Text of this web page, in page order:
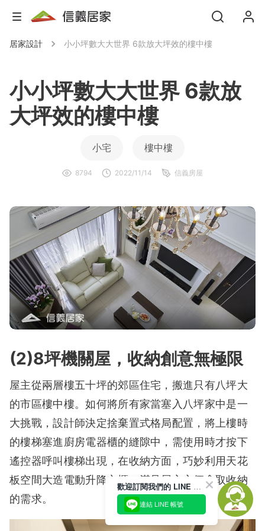
居家設計 小小坪數大大世界 6款放大坪效的樓中樓
小小坪數大大世界 6款放
大坪效的樓中樓
小宅 樓中樓
8794 2022/11/14 信義房屋
(2)8坪機關屋，收納創意無極限
屋主從兩層樓五十坪的郊區住宅，搬進只有八坪大
的市區樓中樓。如何將所有家當塞入八坪家中是一
大挑戰，設計師決定捨棄置式格局配置，將上樓時
的樓梯塞進廚房電器櫃的縫隙中，需使用時才按下
遙控器呼叫樓梯出現，在收納方面，巧妙利用天花
板空間大造電動升降衣櫃，滿足屋主方便拿取收納
的需求。
歡迎訂閱我們的 LINE 官方帳號
連結 LINE 帳號